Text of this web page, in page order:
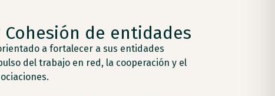
Cohesión de entidades
a fortalecer a sus entidades
del trabajo en red, la cooperación y el